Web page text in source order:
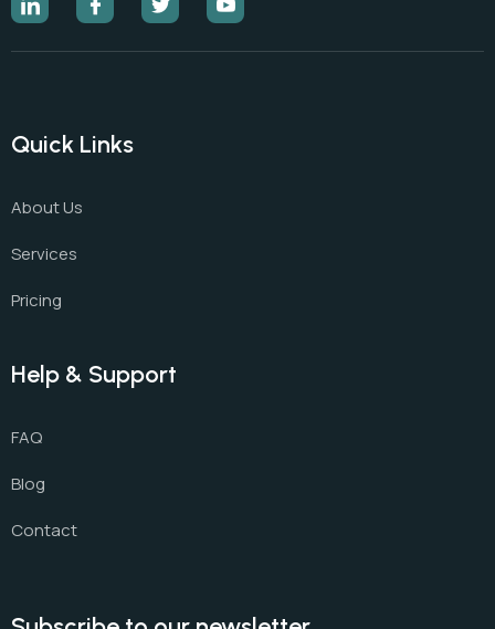
Quick Links
About Us
Services
Pricing
Help & Support
FAQ
Blog
Contact